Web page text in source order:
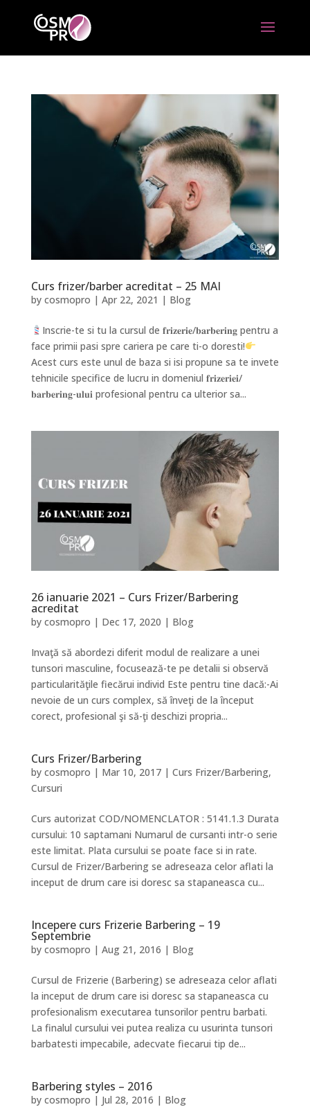
Curs frizer/barber acreditat – 25 MAI
by cosmopro | Apr 22, 2021 | Blog
Inscrie-te si tu la cursul de 𝐟𝐫𝐢𝐳𝐞𝐫𝐢𝐞/𝐛𝐚𝐫𝐛𝐞𝐫𝐢𝐧𝐠 pentru a
face primii pasi spre cariera pe care ti-o doresti!
Acest curs este unul de baza si isi propune sa te invete
tehnicile specifice de lucru in domeniul 𝐟𝐫𝐢𝐳𝐞𝐫𝐢𝐞𝐢/
𝐛𝐚𝐫𝐛𝐞𝐫𝐢𝐧𝐠-𝐮𝐥𝐮𝐢 profesional pentru ca ulterior sa...
26 ianuarie 2021 – Curs Frizer/Barbering
acreditat
by cosmopro | Dec 17, 2020 | Blog
Invaţă să abordezi diferit modul de realizare a unei
tunsori masculine, focusează-te pe detalii si observă
particularităţile fiecărui individ Este pentru tine dacă:-Ai
nevoie de un curs complex, să înveţi de la început
corect, profesional şi să-ţi deschizi propria...
Curs Frizer/Barbering
by cosmopro | Mar 10, 2017| Curs Frizer/Barbering,
Cursuri
Curs autorizat COD/NOMENCLATOR : 5141.1.3 Durata
cursului: 10 saptamani Numarul de cursanti intr-o serie
este limitat. Plata cursului se poate face si in rate.
Cursul de Frizer/Barbering se adreseaza celor aflati la
inceput de drum care isi doresc sa stapaneasca cu...
Incepere curs Frizerie Barbering – 19
Septembrie
by cosmopro | Aug 21, 2016 | Blog
Cursul de Frizerie (Barbering) se adreseaza celor aflati
la inceput de drum care isi doresc sa stapaneasca cu
profesionalism executarea tunsorilor pentru barbati.
La finalul cursului vei putea realiza cu usurinta tunsori
barbatesti impecabile, adecvate fiecarui tip de...
Barbering styles – 2016
by cosmopro | Jul 28, 2016 | Blog